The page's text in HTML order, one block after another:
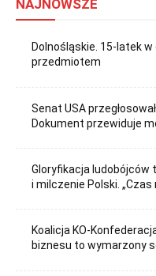
NAJNOWSZE
Dolnośląskie. 15-latek
przedmiotem
Senat USA
Dokument przewiduje
Gloryfikacja ludobójców
i milczenie Polski.
Koalicja KO-
biznesu to wymarzony